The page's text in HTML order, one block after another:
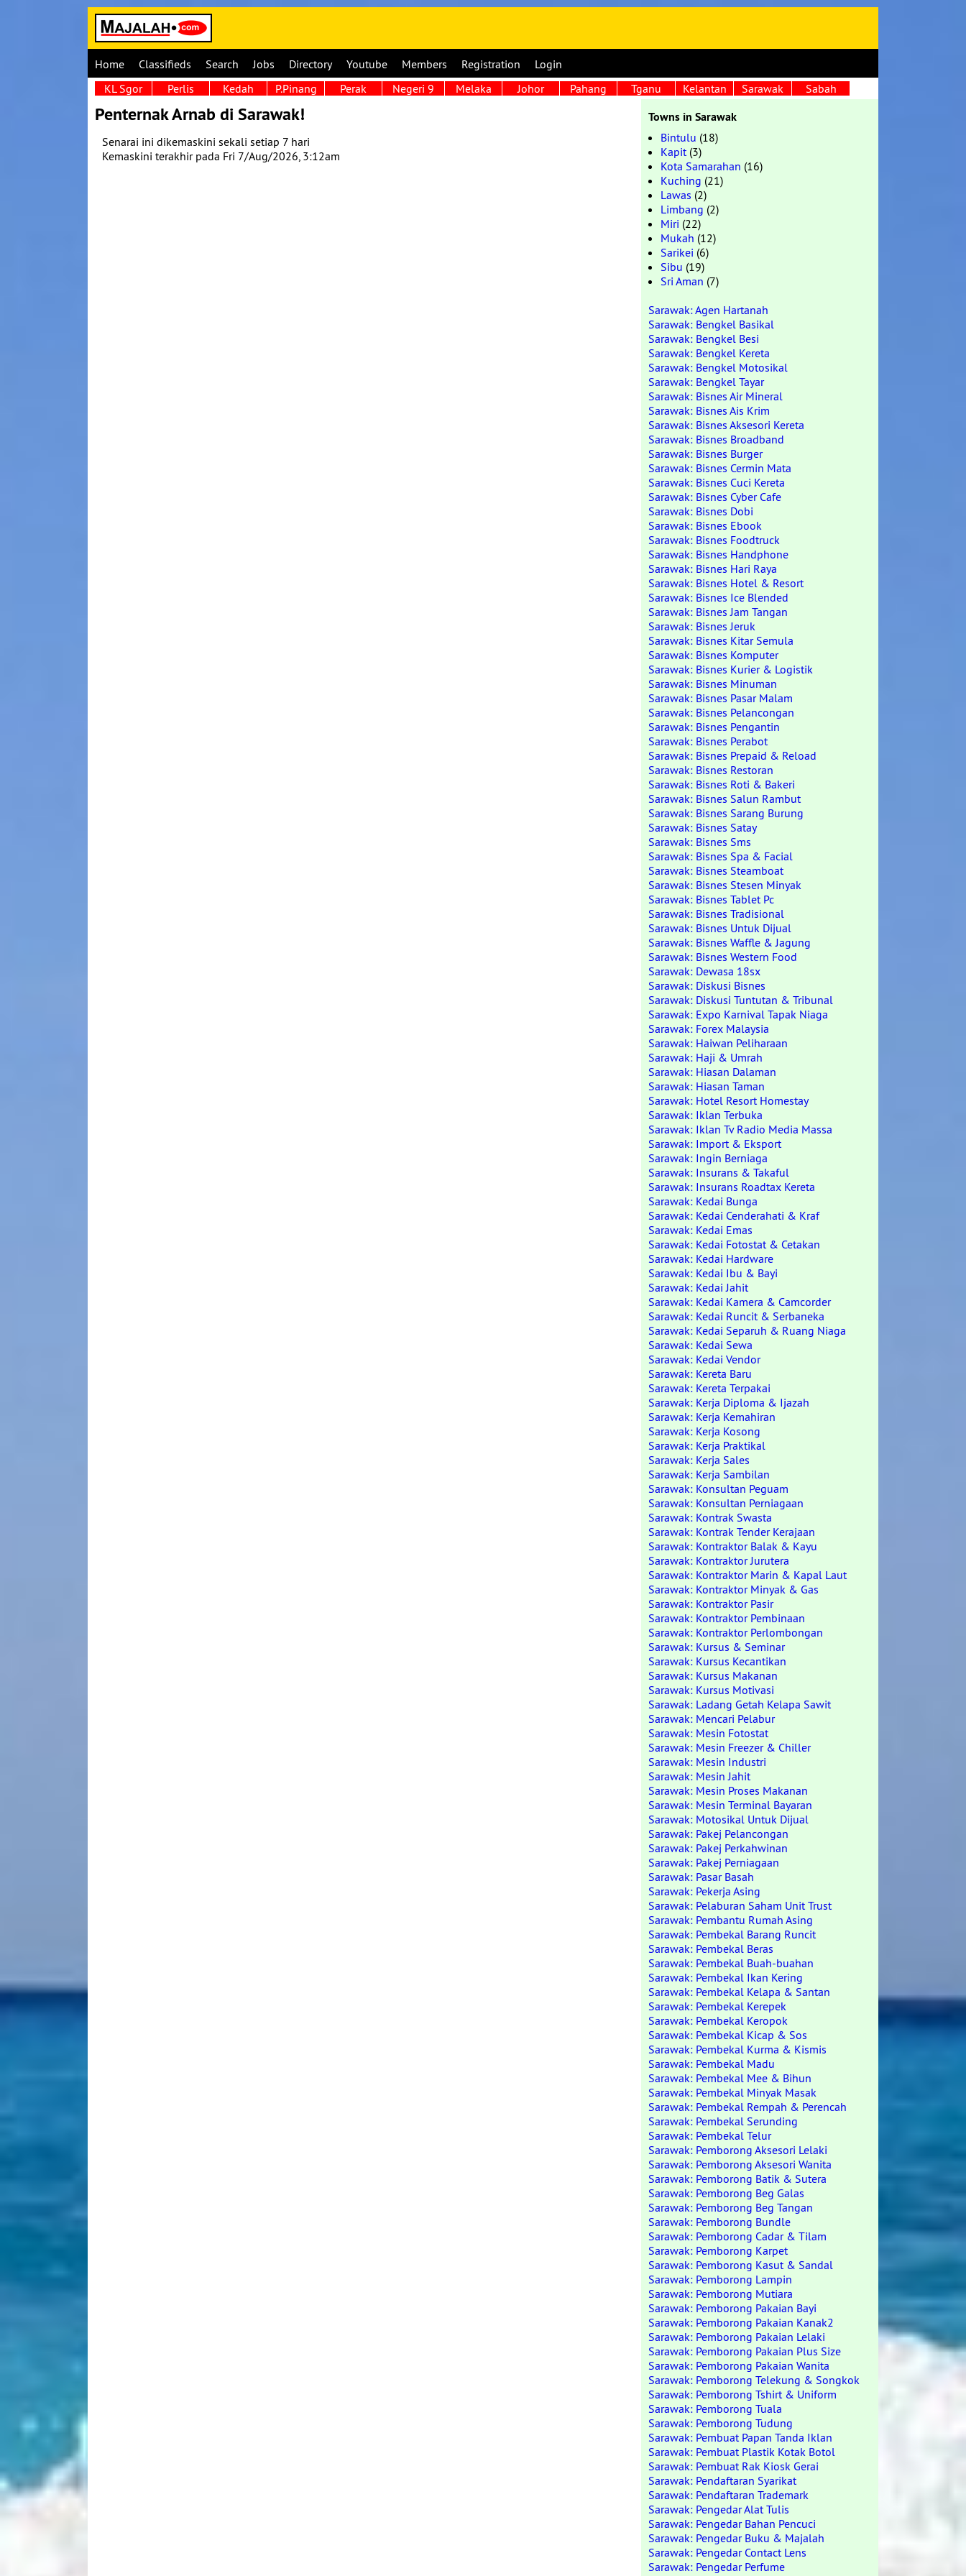
Home Classifieds Search Jobs Directory Youtube Members Registration
Login
KL Sgor
Perlis Kedah P.Pinang Perak Negeri 9 Melaka Johor Pahang Tganu Kelantan Sarawak Sabah
Penternak Arnab di Sarawak!
Senarai ini dikemaskini sekali setiap 7 hari
Kemaskini terakhir pada Fri 7/Aug/2026, 3:12am
Towns in Sarawak
Bintulu (18)
Kapit(3)
Kota Samarahan (16)
Kuching (21)
Lawas (2)
Limbang (2)
Miri (22)
Mukah (12)
Sarikei (6)
Sibu (19)
Sri Aman (7)
Sarawak: Agen Hartanah
Sarawak: Bengkel Basikal
Sarawak: Bengkel Besi
Sarawak: Bengkel Kereta
Sarawak: Bengkel Motosikal
Sarawak: Bengkel Tayar
Sarawak: Bisnes Air Mineral
Sarawak: Bisnes Ais Krim
Sarawak: Bisnes Aksesori Kereta
Sarawak: Bisnes Broadband
Sarawak: Bisnes Burger
Sarawak: Bisnes Cermin Mata
Sarawak: Bisnes Cuci Kereta
Sarawak: Bisnes Cyber Cafe
Sarawak: Bisnes Dobi
Sarawak: Bisnes Ebook
Sarawak: Bisnes Foodtruck
Sarawak: Bisnes Handphone
Sarawak: Bisnes Hari Raya
Sarawak: Bisnes Hotel & Resort
Sarawak: Bisnes Ice Blended
Sarawak: Bisnes Jam Tangan
Sarawak: Bisnes Jeruk
Sarawak: Bisnes Kitar Semula
Sarawak: Bisnes Komputer
Sarawak: Bisnes Kurier & Logistik
Sarawak: Bisnes Minuman
Sarawak: Bisnes Pasar Malam
Sarawak: Bisnes Pelancongan
Sarawak: Bisnes Pengantin
Sarawak: Bisnes Perabot
Sarawak: Bisnes Prepaid & Reload
Sarawak: Bisnes Restoran
Sarawak: Bisnes Roti & Bakeri
Sarawak: Bisnes Salun Rambut
Sarawak: Bisnes Sarang Burung
Sarawak: Bisnes Satay
Sarawak: Bisnes Sms
Sarawak: Bisnes Spa & Facial
Sarawak: Bisnes Steamboat
Sarawak: Bisnes Stesen Minyak
Sarawak: Bisnes Tablet Pc
Sarawak: Bisnes Tradisional
Sarawak: Bisnes Untuk Dijual
Sarawak: Bisnes Waffle & Jagung
Sarawak: Bisnes Western Food
Sarawak: Dewasa 18sx
Sarawak: Diskusi Bisnes
Sarawak: Diskusi Tuntutan & Tribunal
Sarawak: Expo Karnival Tapak Niaga
Sarawak: Forex Malaysia
Sarawak: Haiwan Peliharaan
Sarawak: Haji & Umrah
Sarawak: Hiasan Dalaman
Sarawak: Hiasan Taman
Sarawak: Hotel Resort Homestay
Sarawak: Iklan Terbuka
Sarawak: Iklan Tv Radio Media Massa
Sarawak: Import & Eksport
Sarawak: Ingin Berniaga
Sarawak: Insurans & Takaful
Sarawak: Insurans Roadtax Kereta
Sarawak: Kedai Bunga
Sarawak: Kedai Cenderahati & Kraf
Sarawak: Kedai Emas
Sarawak: Kedai Fotostat & Cetakan
Sarawak: Kedai Hardware
Sarawak: Kedai Ibu & Bayi
Sarawak: Kedai Jahit
Sarawak: Kedai Kamera & Camcorder
Sarawak: Kedai Runcit & Serbaneka
Sarawak: Kedai Separuh & Ruang Niaga
Sarawak: Kedai Sewa
Sarawak: Kedai Vendor
Sarawak: Kereta Baru
Sarawak: Kereta Terpakai
Sarawak: Kerja Diploma & Ijazah
Sarawak: Kerja Kemahiran
Sarawak: Kerja Kosong
Sarawak: Kerja Praktikal
Sarawak: Kerja Sales
Sarawak: Kerja Sambilan
Sarawak: Konsultan Peguam
Sarawak: Konsultan Perniagaan
Sarawak: Kontrak Swasta
Sarawak: Kontrak Tender Kerajaan
Sarawak: Kontraktor Balak & Kayu
Sarawak: Kontraktor Jurutera
Sarawak: Kontraktor Marin & Kapal Laut
Sarawak: Kontraktor Minyak & Gas
Sarawak: Kontraktor Pasir
Sarawak: Kontraktor Pembinaan
Sarawak: Kontraktor Perlombongan
Sarawak: Kursus & Seminar
Sarawak: Kursus Kecantikan
Sarawak: Kursus Makanan
Sarawak: Kursus Motivasi
Sarawak: Ladang Getah Kelapa Sawit
Sarawak: Mencari Pelabur
Sarawak: Mesin Fotostat
Sarawak: Mesin Freezer & Chiller
Sarawak: Mesin Industri
Sarawak: Mesin Jahit
Sarawak: Mesin Proses Makanan
Sarawak: Mesin Terminal Bayaran
Sarawak: Motosikal Untuk Dijual
Sarawak: Pakej Pelancongan
Sarawak: Pakej Perkahwinan
Sarawak: Pakej Perniagaan
Sarawak: Pasar Basah
Sarawak: Pekerja Asing
Sarawak: Pelaburan Saham Unit Trust
Sarawak: Pembantu Rumah Asing
Sarawak: Pembekal Barang Runcit
Sarawak: Pembekal Beras
Sarawak: Pembekal Buah-buahan
Sarawak: Pembekal Ikan Kering
Sarawak: Pembekal Kelapa & Santan
Sarawak: Pembekal Kerepek
Sarawak: Pembekal Keropok
Sarawak: Pembekal Kicap & Sos
Sarawak: Pembekal Kurma & Kismis
Sarawak: Pembekal Madu
Sarawak: Pembekal Mee & Bihun
Sarawak: Pembekal Minyak Masak
Sarawak: Pembekal Rempah & Perencah
Sarawak: Pembekal Serunding
Sarawak: Pembekal Telur
Sarawak: Pemborong Aksesori Lelaki
Sarawak: Pemborong Aksesori Wanita
Sarawak: Pemborong Batik & Sutera
Sarawak: Pemborong Beg Galas
Sarawak: Pemborong Beg Tangan
Sarawak: Pemborong Bundle
Sarawak: Pemborong Cadar & Tilam
Sarawak: Pemborong Karpet
Sarawak: Pemborong Kasut & Sandal
Sarawak: Pemborong Lampin
Sarawak: Pemborong Mutiara
Sarawak: Pemborong Pakaian Bayi
Sarawak: Pemborong Pakaian Kanak2
Sarawak: Pemborong Pakaian Lelaki
Sarawak: Pemborong Pakaian Plus Size
Sarawak: Pemborong Pakaian Wanita
Sarawak: Pemborong Telekung & Songkok
Sarawak: Pemborong Tshirt & Uniform
Sarawak: Pemborong Tuala
Sarawak: Pemborong Tudung
Sarawak: Pembuat Papan Tanda Iklan
Sarawak: Pembuat Plastik Kotak Botol
Sarawak: Pembuat Rak Kiosk Gerai
Sarawak: Pendaftaran Syarikat
Sarawak: Pendaftaran Trademark
Sarawak: Pengedar Alat Tulis
Sarawak: Pengedar Bahan Pencuci
Sarawak: Pengedar Buku & Majalah
Sarawak: Pengedar Contact Lens
Sarawak: Pengedar Perfume